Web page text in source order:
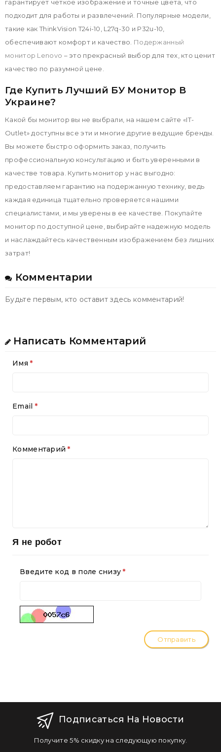
гарантирует четкое изображение и точные цвета, что
подходит для работы и развлечений. Популярные модели,
такие как ThinkVision T24i-10, L27q-30 и P32u-10,
обеспечивают комфорт и качество. Подержанный
монитор Lenovo – это прекрасный выбор для тех, кто ценит
качество по разумной цене.
Где Купить Лучший БУ Монитор В
Украине?
Какой бы монитор вы не выбрали, на нашем сайте «IT-
Outlet» доступны все эти и многие другие ведущие бренды.
Вы можете быстро оформить заказ, получить
профессиональную консультацию и быть уверенными в
качестве товара. Купить монитор у нас выгодно:
предоставляем гарантию на подержанную технику, ведь
каждая единица тщательно проверяется нашими
специалистами, и мы уверены в ее качестве. Покупайте
монитор по доступной цене, выбирайте надежную модель
и наслаждайтесь качественным изображением без лишних
затрат!
Комментарии
Будьте первым, кто оставит здесь комментарий!
Написать Комментарий
Имя
Email
Комментарий
Я не робот
Введите код в поле снизу
Отправить
Подписаться На Новости
Получите 5% скидку на следующую покупку.